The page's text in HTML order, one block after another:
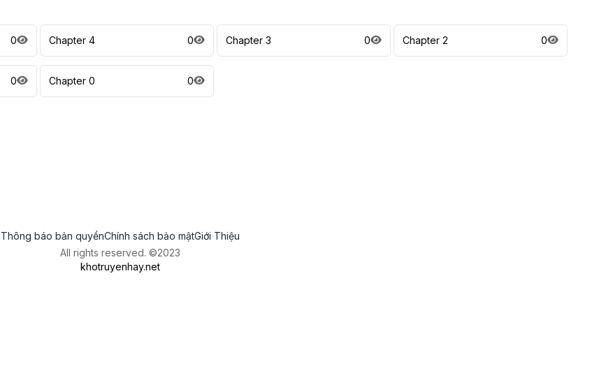
0 Chapter 4 0 Chapter 3 0 Chapter 2 0
0 Chapter 0 0
Thông báo bản quyềnChính sách bảo mậtGiới Thiệu
All rights reserved. ©2023
khotruyenhay.net